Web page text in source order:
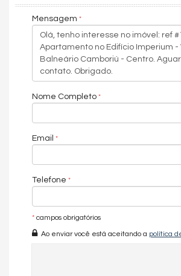
Um empreendimento exclusivo na frente
é sentir a imensidão do mar dentro de
exclusivo e de alto padrão para aqueles
melhor, todos os dias.
Características do Imóvel
Copa/Cozinha
Sala
Cozinha
Sacada Integrada
Suíte Master
Churrasqueira
Andar Alto
Mensagem
Nome Completo
Email
Telefone
* campos obrigatórios
Ao enviar você está aceitando a política